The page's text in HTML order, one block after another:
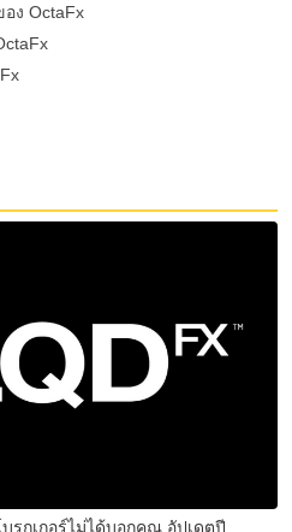
ง OctaFx
รกเกอร์ไม่ได้บอกคุณ อัปเดตปี